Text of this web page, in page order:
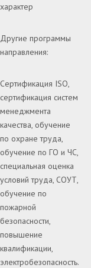
характер
Другие программы
направления:
Сертификация ISO,
сертификация систем
менеджмента
качества, обучение
по охране труда,
обучение по ГО и ЧС,
специальная оценка
условий труда, СОУТ,
обучение по
пожарной
безопасности,
повышение
квалификации,
электробезопасность.